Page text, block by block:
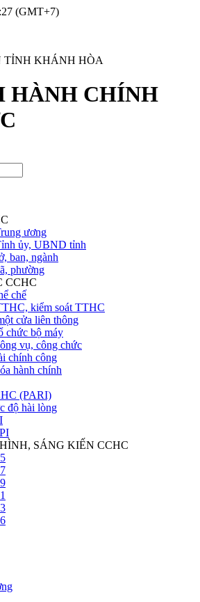
(GMT+7)
KHÁNH HÒA
HÀNH CHÍNH
ương
ủy, UBND tỉnh
ban, ngành
phường
CCHC
chế
kiểm soát TTHC
cửa liên thông
chức bộ máy
vụ, công chức
chính công
hành chính
(PARI)
độ hài lòng
SÁNG KIẾN CCHC